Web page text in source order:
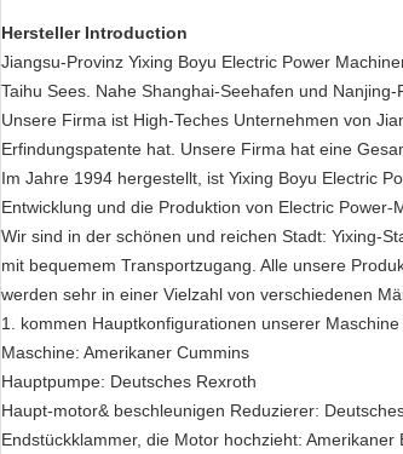
Hersteller Introduction
Jiangsu-Provinz Yixing Boyu Electric Power
Taihu Sees. Nahe Shanghai-Seehafen und Nanjing-
Unsere Firma ist High-Teches Unternehmen von
Erfindungspatente hat. Unsere Firma hat eine
Im Jahre 1994 hergestellt, ist Yixing Boyu Electric
Entwicklung und die Produktion von Electric Power-
Wir sind in der schönen und reichen Stadt: Yixing-
mit bequemem Transportzugang. Alle unsere
werden sehr in einer Vielzahl von verschiedenen
1. kommen Hauptkonfigurationen unserer
Maschine: Amerikaner Cummins
Hauptpumpe: Deutsches Rexroth
Haupt-motor& beschleunigen Reduzierer:
Endstückklammer, die Motor hochzieht: Amerikaner